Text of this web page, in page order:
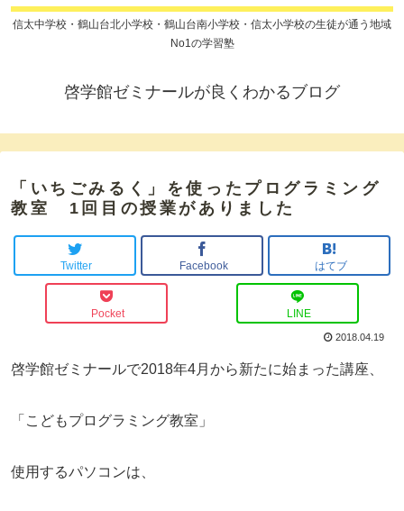
信太中学校・鶴山台北小学校・鶴山台南小学校・信太小学校の生徒が通う地域
No1の学習塾
啓学館ゼミナールが良くわかるブログ
「いちごみるく」を使ったプログラミング
教室 1回目の授業がありました
Twitter Facebook はてブ
Pocket LINE
2018.04.19
啓学館ゼミナールで2018年4月から新たに始まった講座、
「こどもプログラミング教室」
使用するパソコンは、